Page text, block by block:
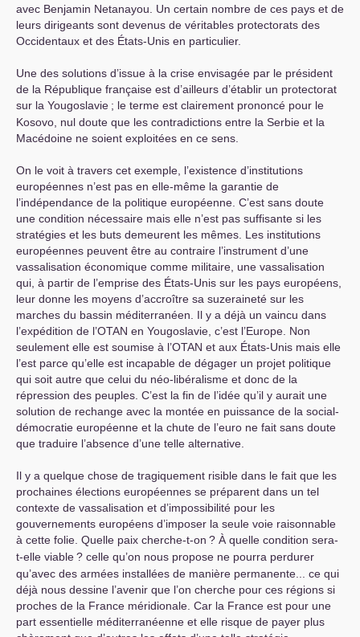
avec Benjamin Netanayou. Un certain nombre de ces pays et de
leurs dirigeants sont devenus de véritables protectorats des
Occidentaux et des États-Unis en particulier.
Une des solutions d’issue à la crise envisagée par le président
de la République française est d’ailleurs d’établir un protectorat
sur la Yougoslavie ; le terme est clairement prononcé pour le
Kosovo, nul doute que les contradictions entre la Serbie et la
Macédoine ne soient exploitées en ce sens.
On le voit à travers cet exemple, l’existence d’institutions
européennes n’est pas en elle-même la garantie de
l’indépendance de la politique européenne. C’est sans doute
une condition nécessaire mais elle n’est pas suffisante si les
stratégies et les buts demeurent les mêmes. Les institutions
européennes peuvent être au contraire l’instrument d’une
vassalisation économique comme militaire, une vassalisation
qui, à partir de l’emprise des États-Unis sur les pays européens,
leur donne les moyens d’accroître sa suzeraineté sur les
marches du bassin méditerranéen. Il y a déjà un vaincu dans
l’expédition de l’OTAN en Yougoslavie, c’est l’Europe. Non
seulement elle est soumise à l’OTAN et aux États-Unis mais elle
l’est parce qu’elle est incapable de dégager un projet politique
qui soit autre que celui du néo-libéralisme et donc de la
répression des peuples. C’est la fin de l’idée qu’il y aurait une
solution de rechange avec la montée en puissance de la social-
démocratie européenne et la chute de l’euro ne fait sans doute
que traduire l’absence d’une telle alternative.
Il y a quelque chose de tragiquement risible dans le fait que les
prochaines élections européennes se préparent dans un tel
contexte de vassalisation et d’impossibilité pour les
gouvernements européens d’imposer la seule voie raisonnable
à cette folie. Quelle paix cherche-t-on ? À quelle condition sera-
t-elle viable? celle qu’on nous propose ne pourra perdurer
qu’avec des armées installées de manière permanente... ce qui
déjà nous dessine l’avenir que l’on cherche pour ces régions si
proches de la France méridionale. Car la France est pour une
part essentielle méditerranéenne et elle risque de payer plus